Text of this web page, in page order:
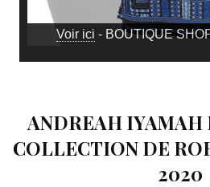
Voir ici - BOUTIQUE
ANDREAH IYAMAH
COLLECTION DE
2020